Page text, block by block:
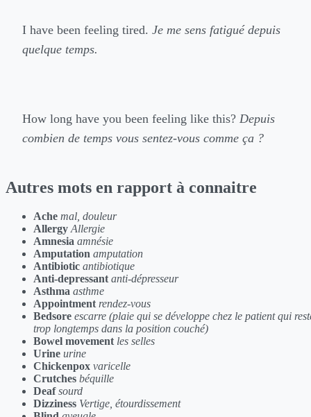
I have been feeling tired. Je me sens fatigué depuis
quelque temps.
How long have you been feeling like this? Depuis
combien de temps vous sentez-vous comme ça ?
Autres mots en rapport à connaitre
Ache mal, douleur
Allergy Allergie
Amnesia amnésie
Amputation amputation
Antibiotic antibiotique
Anti-depressant anti-dépresseur
Asthma asthme
Appointment rendez-vous
Bedsore escarre (plaie qui se développe chez le patient qui
trop longtemps dans la position couché)
Bowel movement les selles
Urine urine
Chickenpox varicelle
Crutches béquille
Deaf sourd
Dizziness Vertige, étourdissement